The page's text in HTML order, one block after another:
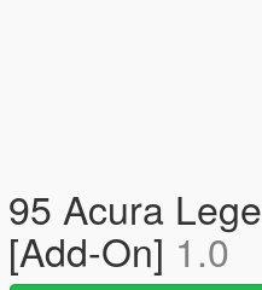
95 Acura
[Add-On] 1.0